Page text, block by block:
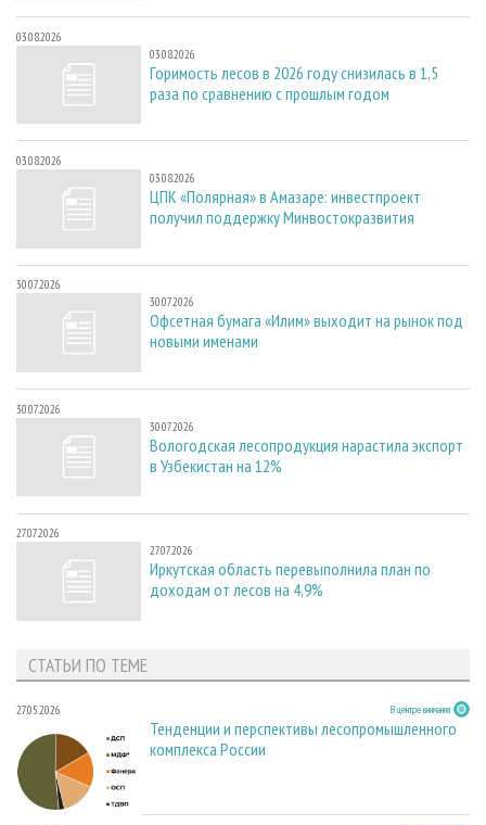
03.08.2026
03.08.2026
Горимость лесов в 2026 году снизилась в 1,5
раза по сравнению с прошлым годом
03.08.2026
03.08.2026
ЦПК «Полярная» в Амазаре: инвестпроект
получил поддержку Минвостокразвития
30.07.2026
30.07.2026
Офсетная бумага «Илим» выходит на рынок под
новыми именами
30.07.2026
30.07.2026
Вологодская лесопродукция нарастила экспорт
в Узбекистан на 12%
27.07.2026
27.07.2026
Иркутская область перевыполнила план по
доходам от лесов на 4,9%
СТАТЬИ ПО ТЕМЕ
27.05.2026 В центре внимания
Тенденции и перспективы лесопромышленного
комплекса России